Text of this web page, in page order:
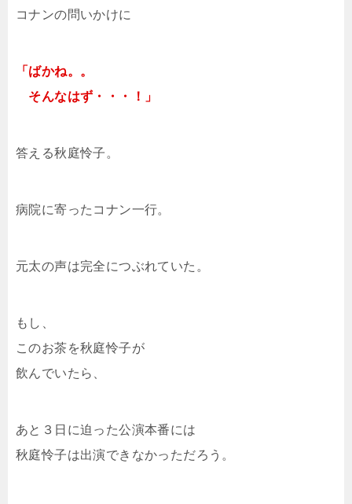
コナンの問いかけに
「ばかね。。
そんなはず・・・！」
答える秋庭怜子。
病院に寄ったコナン一行。
元太の声は完全につぶれていた。
もし、
このお茶を秋庭怜子が
飲んでいたら、
あと３日に迫った公演本番には
秋庭怜子は出演できなかっただろう。